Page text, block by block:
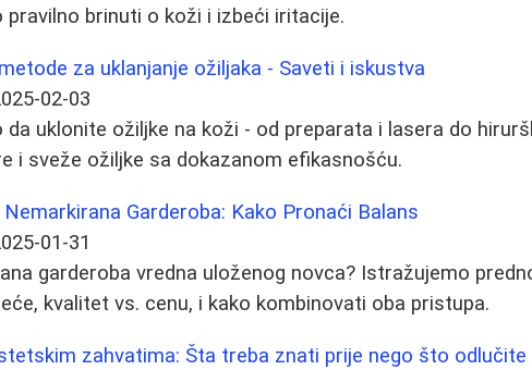
pravilno brinuti o koži i izbeći iritacije.
za uklanjanje ožiljaka - Saveti i iskustva
02-03
da uklonite ožiljke na koži - od preparata i lasera do
i sveže ožiljke sa dokazanom efikasnošću.
Garderoba: Kako Pronaći Balans
01-31
garderoba vredna uloženog novca? Istražujemo
kvalitet vs. cenu, i kako kombinovati oba pristupa.
zahvatima: Šta treba znati prije nego što odlučite